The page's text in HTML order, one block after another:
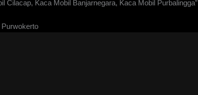
Kaca Mobil Banjarnegara, Kaca Mobil Purbalingga”
Purwokerto